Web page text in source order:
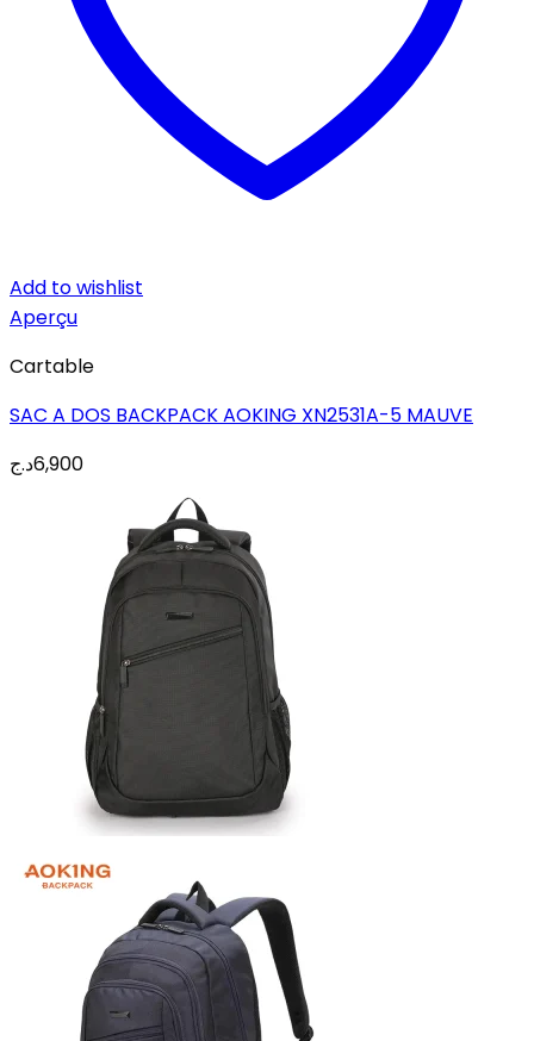
Add to wishlist
Aperçu
Cartable
SAC A DOS BACKPACK AOKING XN2531A-5 MAUVE
6,900د.ج